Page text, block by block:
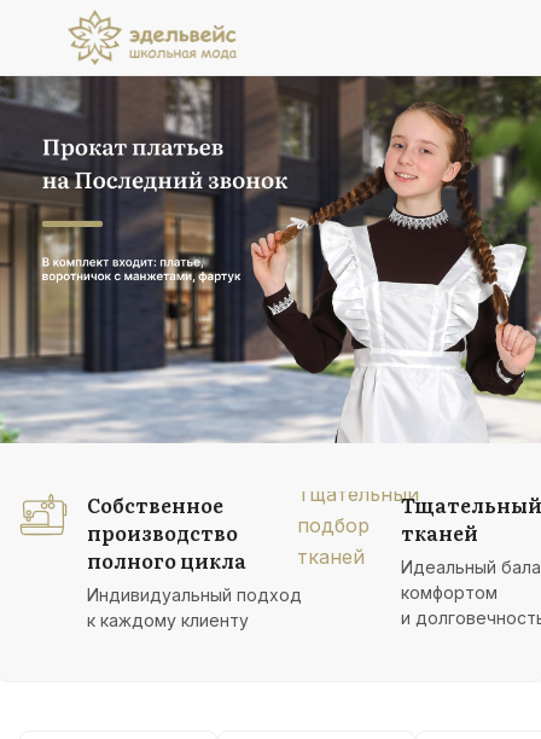
Прокат платьев
на Последний звонок
В комплект входит: платье, воротничок
с манжетами, фартук
Подробнее
Собственное
производство
полного цикла
Индивидуальный подход
к каждому клиенту
тканей
Идеальный
комфортом
и